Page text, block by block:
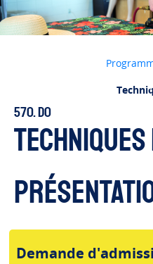
570. D0
Techniques
Demande